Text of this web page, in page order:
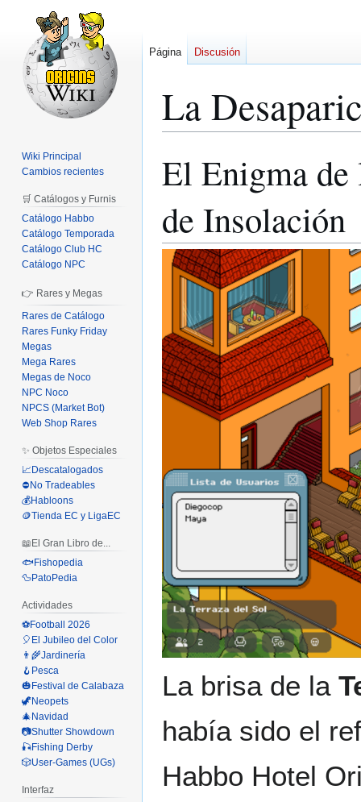
La
navegación
búsqueda
El Enigma de
de Insolación
La brisa de la
había sido el
Habbo Hotel
Página Discusión
Wiki Principal
Cambios recientes
🛒 Catálogos y Furnis
Catálogo Habbo
Catálogo Temporada
Catálogo Club HC
Catálogo NPC
👉 Rares y Megas
Rares de Catálogo
Rares Funky Friday
Megas
Mega Rares
Megas de Noco
NPC Noco
NPCS (Market Bot)
Web Shop Rares
✨ Objetos Especiales
📈Descatalogados
⛔No Tradeables
💰Habloons
🪙Tienda EC y LigaEC
📖El Gran Libro de...
🐟Fishopedia
🦆PatoPedia
Actividades
⚽Football 2026
🎈El Jubileo del Color
👨‍🌾Jardinería
🪝Pesca
🎃Festival de Calabaza
🦖Neopets
🎄Navidad
📷Shutter Showdown
🎣Fishing Derby
🎲User-Games (UGs)
Interfaz